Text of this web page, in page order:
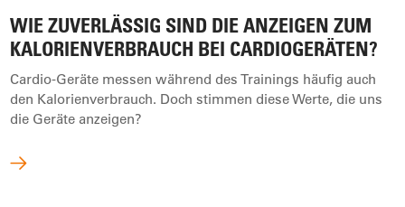
WIE ZUVERLÄSSIG SIND DIE ANZEIGEN ZUM
KALORIENVERBRAUCH BEI CARDIOGERÄTEN?
Cardio-Geräte messen während des Trainings häufig auch
den Kalorienverbrauch. Doch stimmen diese Werte, die uns
die Geräte anzeigen?